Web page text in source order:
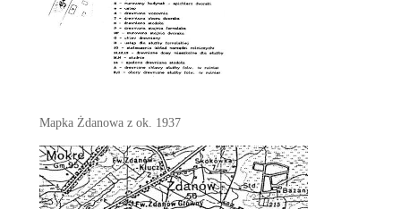
Mapka Żdanowa z ok. 1937